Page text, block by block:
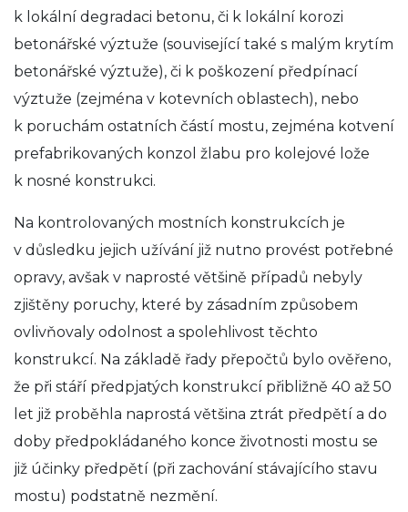
k lokální degradaci betonu, či k lokální korozi
betonářské výztuže (související také s malým krytím
betonářské výztuže), či k poškození předpínací
výztuže (zejména v kotevních oblastech), nebo
k poruchám ostatních částí mostu, zejména kotvení
prefabrikovaných konzol žlabu pro kolejové lože
k nosné konstrukci.
Na kontrolovaných mostních konstrukcích je
v důsledku jejich užívání již nutno provést potřebné
opravy, avšak v naprosté většině případů nebyly
zjištěny poruchy, které by zásadním způsobem
ovlivňovaly odolnost a spolehlivost těchto
konstrukcí. Na základě řady přepočtů bylo ověřeno,
že při stáří předpjatých konstrukcí přibližně 40 až 50
let již proběhla naprostá většina ztrát předpětí a do
doby předpokládaného konce životnosti mostu se
již účinky předpětí (při zachování stávajícího stavu
mostu) podstatně nezmění.